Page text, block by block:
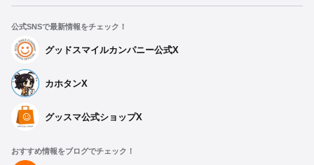
公式SNSで最新情報をチェック！
グッドスマイルカンパニー公式X
カホタンX
グッスマ公式ショップX
おすすめ情報をブログでチェック！